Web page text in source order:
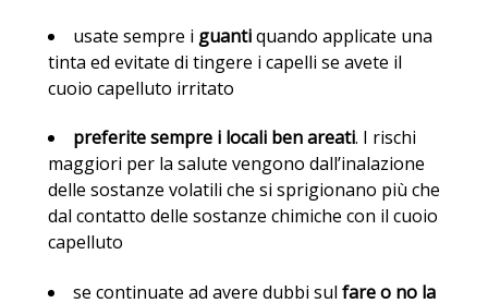
usate sempre i guantiquando applicate una
tinta ed evitate di tingere i capelli se avete il
cuoio capelluto irritato
preferite sempre i locali ben areati. I rischi
maggiori per la salute vengono dall’inalazione
delle sostanze volatili che si sprigionano più che
dal contatto delle sostanze chimiche con il cuoio
capelluto
se continuate ad avere dubbi sul fare o no la